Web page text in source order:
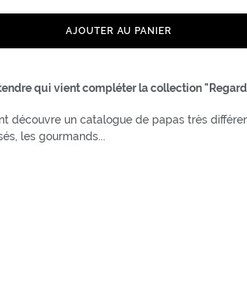
AJOUTER AU PANIER
qui vient compléter la collection
découvre un catalogue de papas très
les gourmands...